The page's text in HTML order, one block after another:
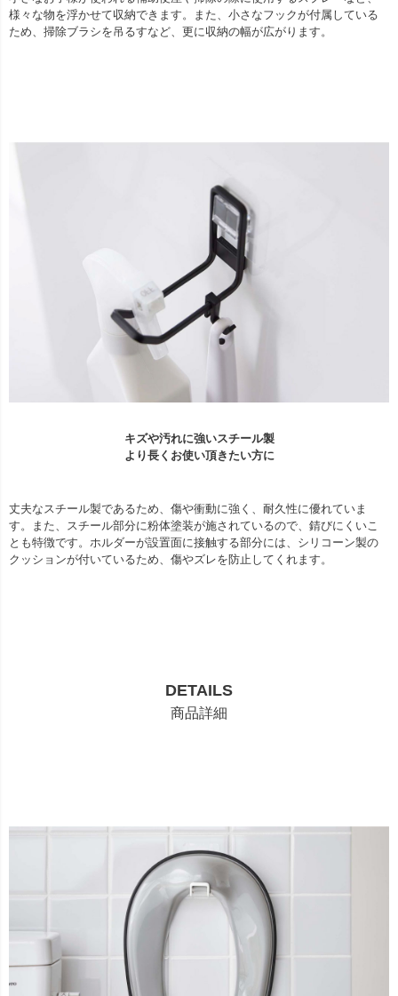
様々な物を浮かせて収納できます。また、小さなフックが付属している
ため、掃除ブラシを吊るすなど、更に収納の幅が広がります。
キズや汚れに強いスチール製
より長くお使い頂きたい方に
丈夫なスチール製であるため、傷や衝動に強く、耐久性に優れていま
す。また、スチール部分に粉体塗装が施されているので、錆びにくいこ
とも特徴です。ホルダーが設置面に接触する部分には、シリコーン製の
クッションが付いているため、傷やズレを防止してくれます。
DETAILS
商品詳細